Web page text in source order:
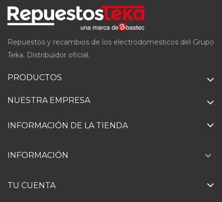
Repuestos y recambios de los electrodomesticos del Grupo
Teka. Distribuidor oficial.
PRODUCTOS
NUESTRA EMPRESA
INFORMACIÓN DE LA TIENDA
INFORMACIÓN 
TU CUENTA